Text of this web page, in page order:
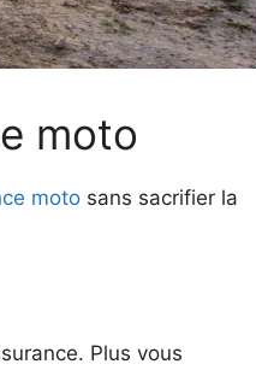
moto
moto sans sacrifier la
Plus vous